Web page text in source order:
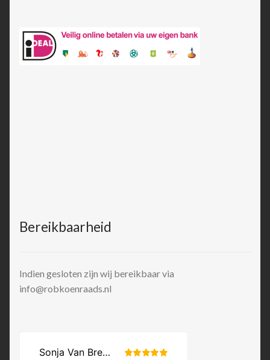
Bereikbaarheid
Indien gesloten zijn wij bereikbaar via
info@robkoenraads.nl